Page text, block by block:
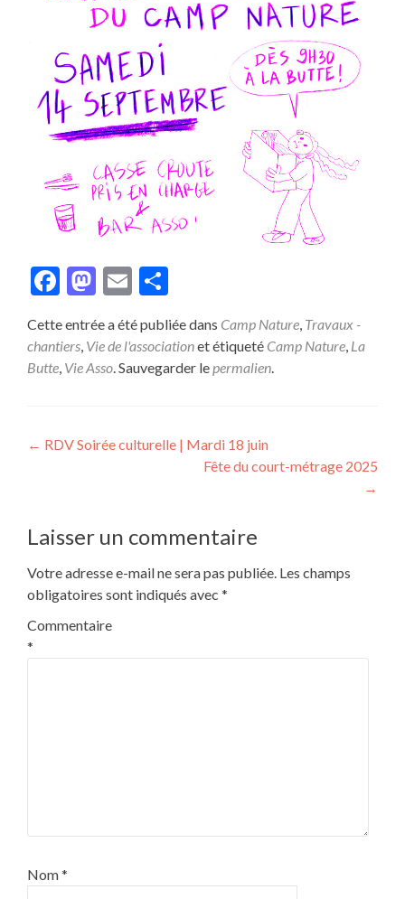
Facebook
Mastodon
Email
Cette entrée a été publiée dans Camp Nature, Travaux -
chantiers, Vie de l'associationet étiqueté Camp Nature, La
Butte, Vie Asso. Sauvegarder lepermalien.
Navigation
← RDV Soirée culturelle | Mardi 18 juin
Fête du court-métrage 2025
→
Laisser un commentaire
Votre adresse e-mail ne sera pas publiée. Les champs
obligatoires sont indiqués avec *
Commentaire
*
Nom*